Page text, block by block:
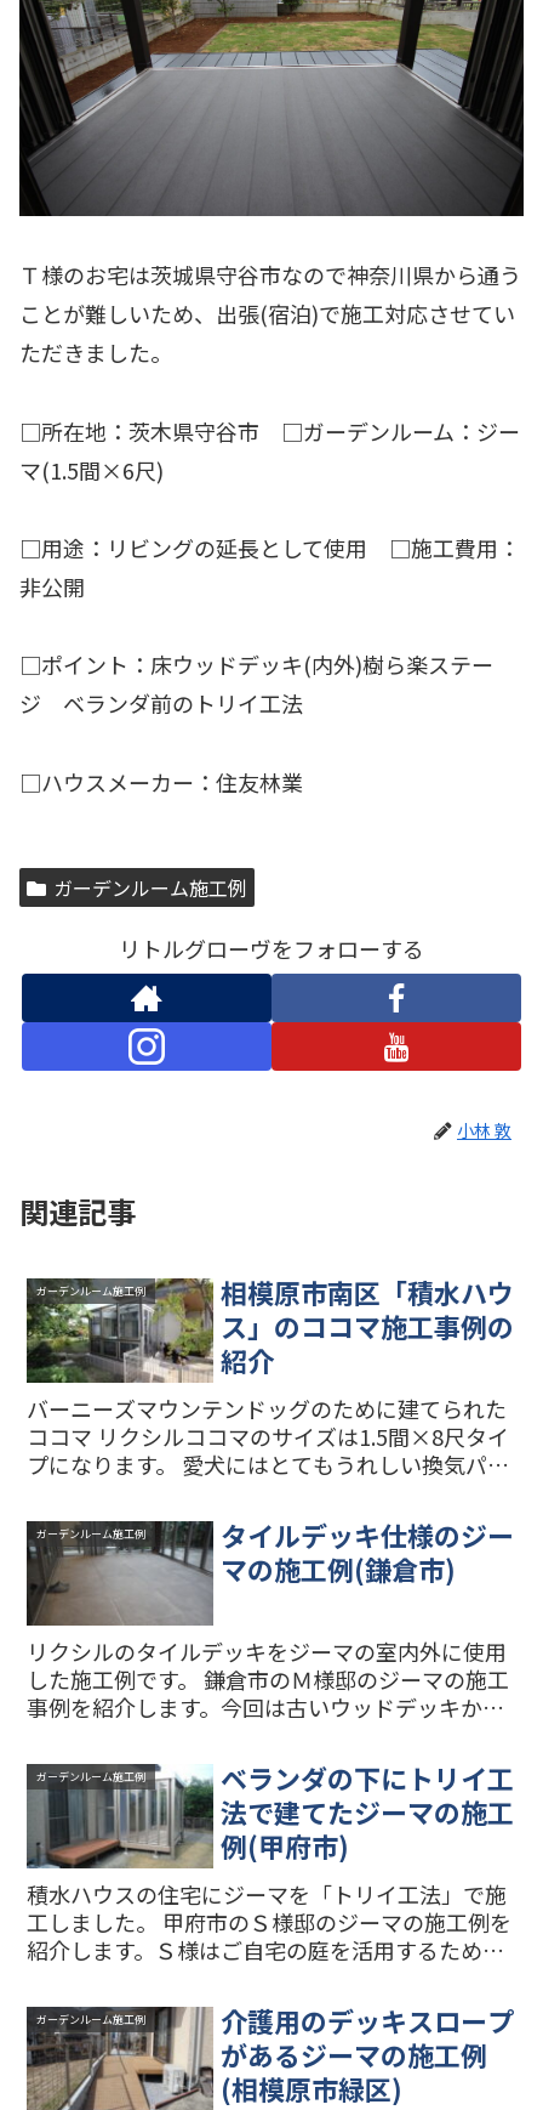
Ｔ様のお宅は茨城県守谷市なので神奈川県から通う
ことが難しいため、出張(宿泊)で施工対応させてい
ただきました。
□所在地：茨木県守谷市 □ガーデンルーム：ジー
マ(1.5間×6尺)
□用途：リビングの延長として使用 □施工費用：
非公開
□ポイント：床ウッドデッキ(内外)樹ら楽ステー
ジ ベランダ前のトリイ工法
□ハウスメーカー：住友林業
ガーデンルーム施工例
リトルグローヴをフォローする
小林 敦
関連記事
ガーデンルーム施工例
相模原市南区「積水ハウ
ス」のココマ施工事例の
紹介
バーニーズマウンテンドッグのために建てられた
ココマ リクシルココマのサイズは1.5間×8尺タイ
プになります。 愛犬にはとてもうれしい換気パネ
べるドッグガーデンになっています。 「トリイ工
法」で軒...
ガーデンルーム施工例
タイルデッキ仕様のジー
マの施工例(鎌倉市)
リクシルのタイルデッキをジーマの室内外に使用
した施工例です。 鎌倉市のＭ様邸のジーマの施工
事例を紹介します。今回は古いウッドデッキから
フォームしました。また、ベランダ下にジーマを
建てたので今回は...
ガーデンルーム施工例
ベランダの下にトリイ工
法で建てたジーマの施工
例(甲府市)
積水ハウスの住宅にジーマを「トリイ工法」で施
工しました。 甲府市のＳ様邸のジーマの施工例を
紹介します。Ｓ様はご自宅の庭を活用するため
ムを建てることを検討していましたが、積水ハウ
スや地元の外構・エク...
ガーデンルーム施工例
介護用のデッキスロープ
があるジーマの施工例
(相模原市緑区)